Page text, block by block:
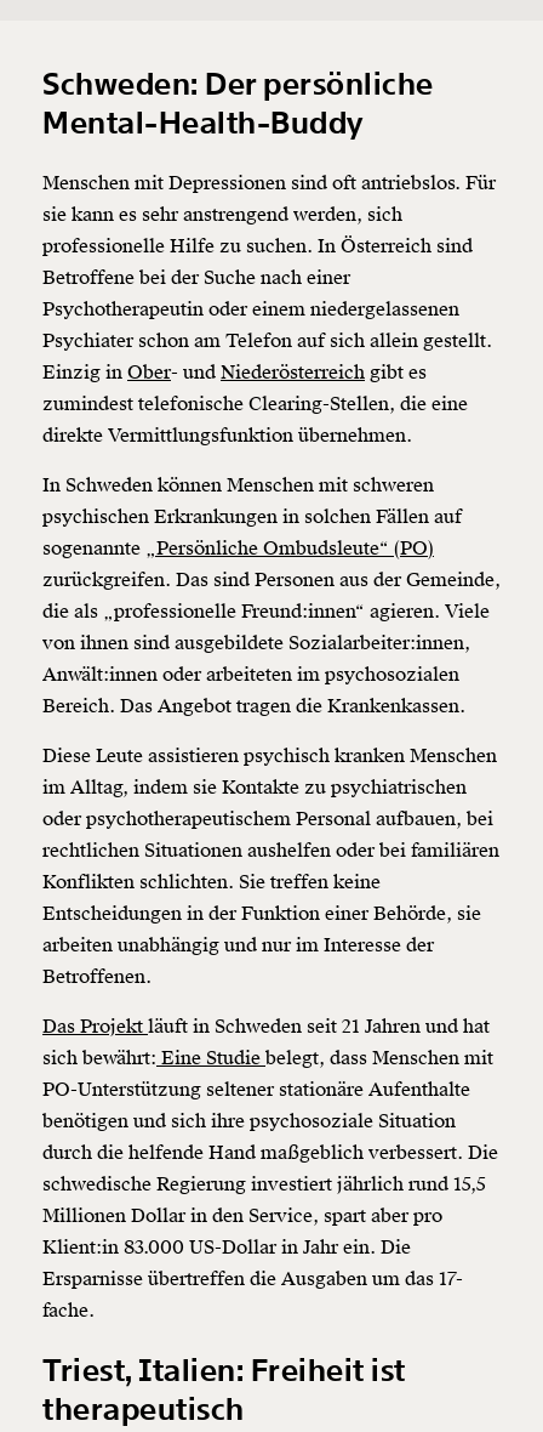
Schweden: Der persönliche
Mental-Health-Buddy
Menschen mit Depressionen sind oft antriebslos. Für
sie kann es sehr anstrengend werden, sich
professionelle Hilfe zu suchen. In Österreich sind
Betroffene bei der Suche nach einer
Psychotherapeutin oder einem niedergelassenen
Psychiater schon am Telefon auf sich allein gestellt.
Einzig in Ober- und Niederösterreich gibt es
zumindest telefonische Clearing-Stellen, die eine
direkte Vermittlungsfunktion übernehmen.
In Schweden können Menschen mit schweren
psychischen Erkrankungen in solchen Fällen auf
sogenannte „Persönliche Ombudsleute“ (PO)
zurückgreifen. Das sind Personen aus der Gemeinde,
die als „professionelle Freund:innen“ agieren. Viele
von ihnen sind ausgebildete Sozialarbeiter:innen,
Anwält:innen oder arbeiteten im psychosozialen
Bereich. Das Angebot tragen die Krankenkassen.
Diese Leute assistieren psychisch kranken Menschen
im Alltag, indem sie Kontakte zu psychiatrischen
oder psychotherapeutischem Personal aufbauen, bei
rechtlichen Situationen aushelfen oder bei familiären
Konflikten schlichten. Sie treffen keine
Entscheidungen in der Funktion einer Behörde, sie
arbeiten unabhängig und nur im Interesse der
Betroffenen.
Das Projekt läuft in Schweden seit 21 Jahren und hat
sich bewährt: Eine Studie belegt, dass Menschen mit
PO-Unterstützung seltener stationäre Aufenthalte
benötigen und sich ihre psychosoziale Situation
durch die helfende Hand maßgeblich verbessert. Die
schwedische Regierung investiert jährlich rund 15,5
Millionen Dollar in den Service, spart aber pro
Klient:in 83.000 US-Dollar in Jahr ein. Die
Ersparnisse übertreffen die Ausgaben um das 17-
fache.
Triest, Italien: Freiheit ist
therapeutisch